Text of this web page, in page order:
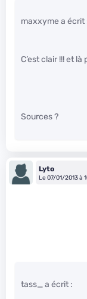
maxxyme a écrit
C’est clair !!! et
Sources ?
Lyto
Le 07/01/2013 à
tass_ a écrit :